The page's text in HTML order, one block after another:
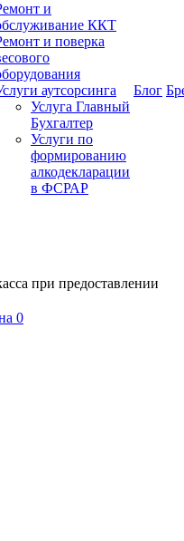
и
ККТ
и поверка
аутсорсинга
Услуга Главный
Бухгалтер
Услуги по
формированию
алкодекларации
в ФСРАР
Блог
при предоставлении
0